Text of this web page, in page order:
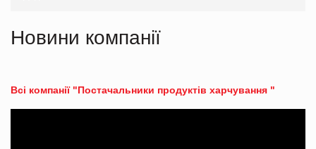
Новини компанії
Всі компанії "Постачальники продуктів харчування "